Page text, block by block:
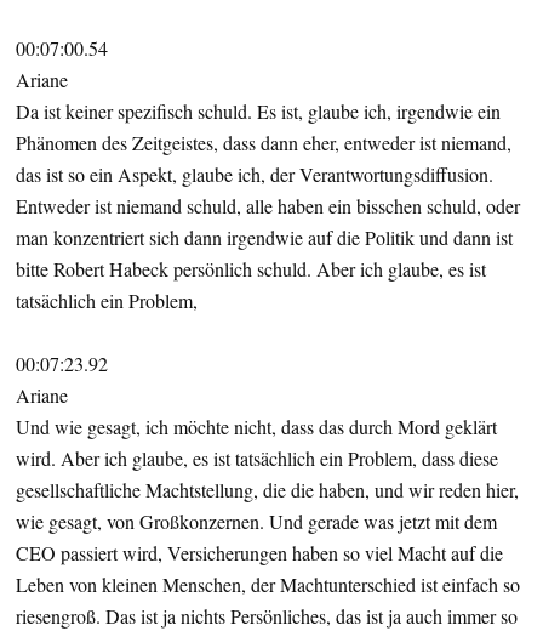
00:07:00.54
Ariane
Da ist keiner spezifisch schuld. Es ist, glaube ich, irgendwie ein
Phänomen des Zeitgeistes, dass dann eher, entweder ist niemand,
das ist so ein Aspekt, glaube ich, der Verantwortungsdiffusion.
Entweder ist niemand schuld, alle haben ein bisschen schuld, oder
man konzentriert sich dann irgendwie auf die Politik und dann ist
bitte Robert Habeck persönlich schuld. Aber ich glaube, es ist
tatsächlich ein Problem,
00:07:23.92
Ariane
Und wie gesagt, ich möchte nicht, dass das durch Mord geklärt
wird. Aber ich glaube, es ist tatsächlich ein Problem, dass diese
gesellschaftliche Machtstellung, die die haben, und wir reden hier,
wie gesagt, von Großkonzernen. Und gerade was jetzt mit dem
CEO passiert wird, Versicherungen haben so viel Macht auf die
Leben von kleinen Menschen, der Machtunterschied ist einfach so
riesengroß. Das ist ja nichts Persönliches, das ist ja auch immer so